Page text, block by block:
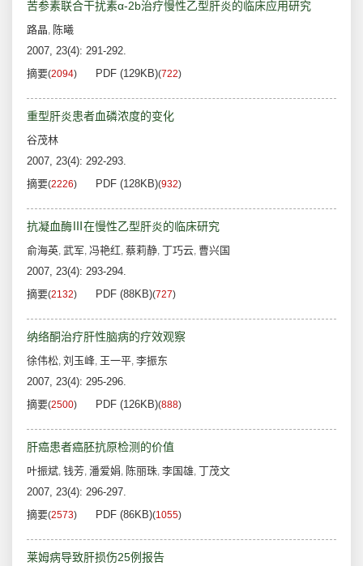
苦参素联合干扰素α-2b治疗慢性乙型肝炎的临床应用研究
路晶, 陈曦
2007, 23(4): 291-292.
摘要(2094) PDF (129KB)(722)
重型肝炎患者血磷浓度的变化
谷茂林
2007, 23(4): 292-293.
摘要(2226) PDF (128KB)(932)
抗凝血酶Ⅲ在慢性乙型肝炎的临床研究
俞海英, 武军, 冯艳红, 蔡莉静, 丁巧云, 曹兴国
2007, 23(4): 293-294.
摘要(2132) PDF (88KB)(727)
纳络酮治疗肝性脑病的疗效观察
徐伟松, 刘玉峰, 王一平, 李振东
2007, 23(4): 295-296.
摘要(2500) PDF (126KB)(888)
肝癌患者癌胚抗原检测的价值
叶振斌, 钱芳, 潘爱娟, 陈丽珠, 李国雄, 丁茂文
2007, 23(4): 296-297.
摘要(2573) PDF (86KB)(1055)
莱姆病导致肝损伤25例报告